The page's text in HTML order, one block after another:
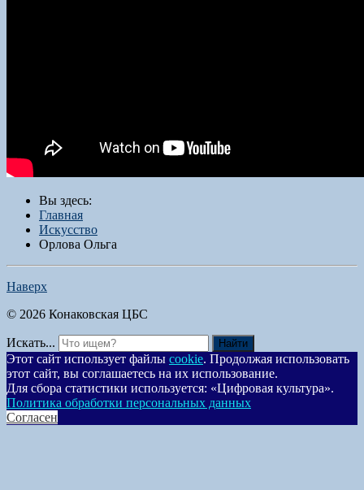
Вы здесь:
Главная
Искусство
Орлова Ольга
Наверх
© 2026 Конаковская ЦБС
Искать... Найти
Этот сайт использует файлы cookie. Продолжая использовать
этот сайт, вы соглашаетесь на их использование.
Для сбора статистики используется: «Цифровая культура».
Политика обработки персональных данных
Согласен